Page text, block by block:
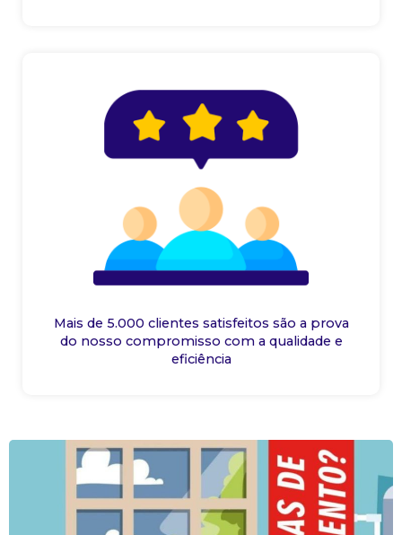
Mais de 5.000 clientes satisfeitos são a prova
do nosso compromisso com a qualidade e
eficiência